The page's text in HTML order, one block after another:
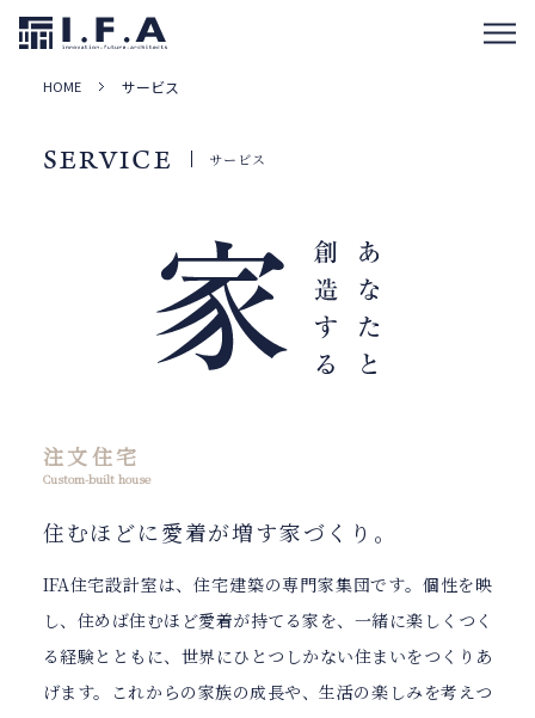
HOME サービス
SERVICE サービス
注文住宅
Custom-built house
住むほどに愛着が増す家づくり。
IFA住宅設計室は、住宅建築の専門家集団です。個性を映
し、住めば住むほど愛着が持てる家を、一緒に楽しくつく
る経験とともに、世界にひとつしかない住まいをつくりあ
げます。これからの家族の成長や、生活の楽しみを考えつ